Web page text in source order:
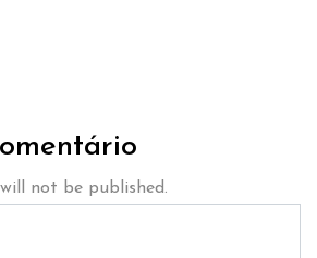
not be published.